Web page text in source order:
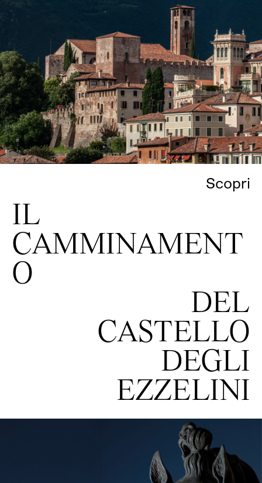
IL
CAMMINAMENT
O
DEL
CASTELLO
DEGLI
EZZELINI
Scopri